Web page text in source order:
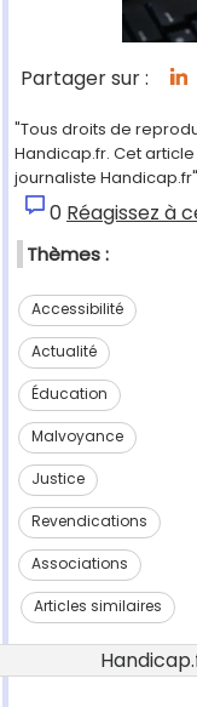
Partager sur :
"Tous droits de
Handicap.fr. Cet
journaliste Handicap.fr"
0 Réagissez à
Thèmes :
Accessibilité
Actualité
Éducation
Malvoyance
Justice
Revendications
Associations
Articles similaires